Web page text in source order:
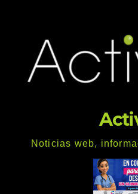
Noticias web,